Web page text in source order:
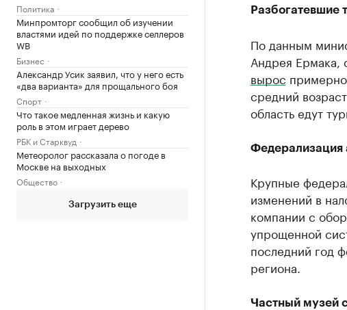
Политика
Минпромторг сообщил об изучении
властями идей по поддержке селлеров
WB
Бизнес
Александр Усик заявил, что у него есть
«два варианта» для прощального боя
Спорт
Что такое медленная жизнь и какую
роль в этом играет дерево
РБК и Старквуд
Метеоролог рассказала о погоде в
Москве на выходных
Общество
Загрузить еще
Разбогатевшие
По данным
Андрея Ермака,
вырос
средний
область едут
Федерализация
Крупные
изменений в
компании с
упрощенной
последний год
региона.
Частный музей